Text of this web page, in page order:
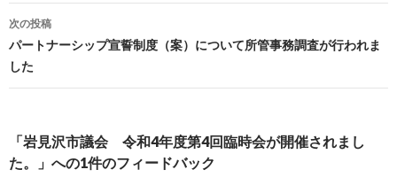
ビ
ゲ
ー
シ
ン
次の投稿
パートナーシップ宣誓制度（案）について所管事務調査が行われま
した
「岩見沢市議会 令和4年度第4回臨時会が開催されまし
た。」への1件のフィードバック